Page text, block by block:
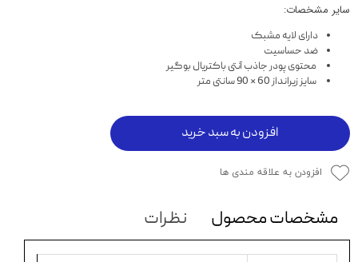
سایر مشخصات:
دارای لایه مشبک
ضد حساسیت
محتوی پودر جاذب آنتی‌ باکتریال بوگیر
سایز زیرانداز 60 × 90 سانتی متر
افزودن به سبد خرید
افزودن به علاقه مندی ها
مشخصات محصول نظرات